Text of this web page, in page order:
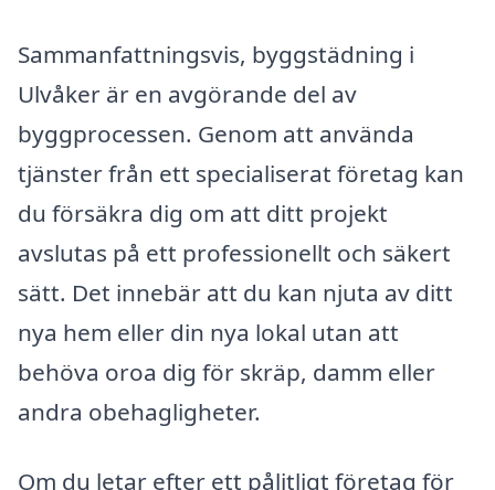
Sammanfattningsvis, byggstädning i
Ulvåker är en avgörande del av
byggprocessen. Genom att använda
tjänster från ett specialiserat företag kan
du försäkra dig om att ditt projekt
avslutas på ett professionellt och säkert
sätt. Det innebär att du kan njuta av ditt
nya hem eller din nya lokal utan att
behöva oroa dig för skräp, damm eller
andra obehagligheter.
Om du letar efter ett pålitligt företag för